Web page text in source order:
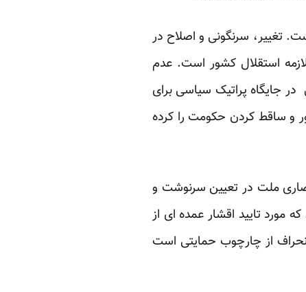
تغییر، سرنگونی و اصلاح در
استقلال کشور است. عدم
جایگاه پراتیک سیاسی برای
و ساقط کردن حکومت را کرده
ملت در تعیین سرنوشت و
مورد تایید اقشار عمده ای از
از چارچوب حمایتی است